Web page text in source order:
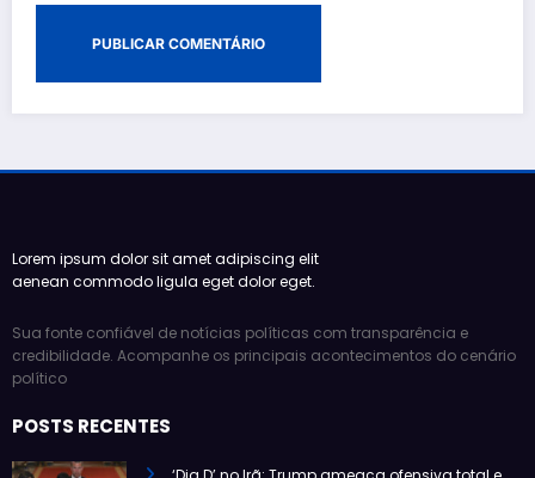
Lorem ipsum dolor sit amet adipiscing elit
aenean commodo ligula eget dolor eget.
Sua fonte confiável de notícias políticas com transparência e
credibilidade. Acompanhe os principais acontecimentos do cenário
político
POSTS RECENTES